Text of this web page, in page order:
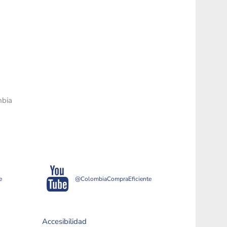
@ColombiaCompraEficiente
Accesibilidad